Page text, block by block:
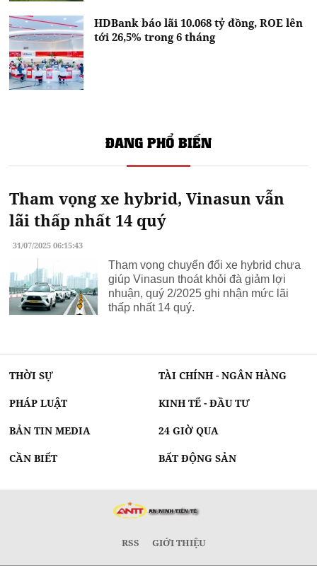
HDBank báo lãi 10.068 tỷ đồng, ROE lên
tới 26,5% trong 6 tháng
ĐANG PHỔ BIẾN
Tham vọng xe hybrid, Vinasun vẫn
lãi thấp nhất 14 quý
31/07/2025 06:15:43
Tham vọng chuyển đổi xe hybrid chưa
giúp Vinasun thoát khỏi đà giảm lợi
nhuận, quý 2/2025 ghi nhận mức lãi
thấp nhất 14 quý.
THỜI SỰ TÀI CHÍNH - NGÂN HÀNG
PHÁP LUẬT KINH TẾ - ĐẦU TƯ
BẢN TIN MEDIA 24 GIỜ QUA
CẦN BIẾT BẤT ĐỘNG SẢN
RSS GIỚI THIỆU